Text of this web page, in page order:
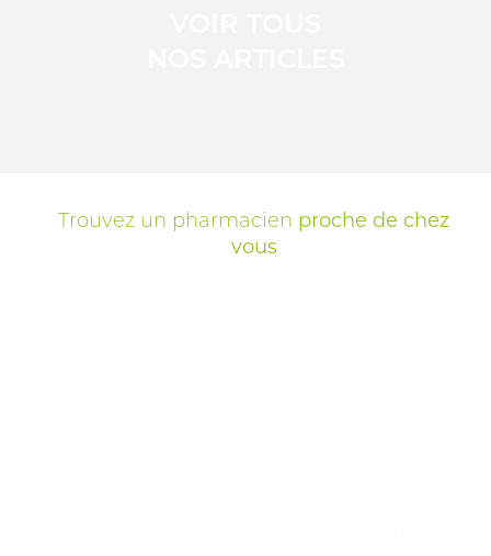
Trouvez un pharmacien proche de chez
vous